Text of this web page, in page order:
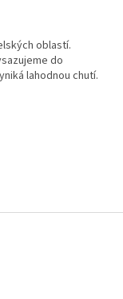
oblastí.
do
lahodnou chutí.